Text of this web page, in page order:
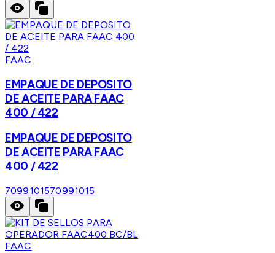
FAAC
EMPAQUE DE DEPOSITO
DE ACEITE PARA FAAC
400 / 422
EMPAQUE DE DEPOSITO
DE ACEITE PARA FAAC
400 / 422
7099101570991015
FAAC